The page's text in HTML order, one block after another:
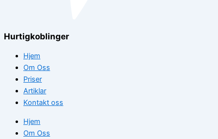
Hurtigkoblinger
Hjem
Om Oss
Priser
Artiklar
Kontakt oss
Hjem
Om Oss